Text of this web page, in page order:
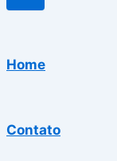
Home
Contato